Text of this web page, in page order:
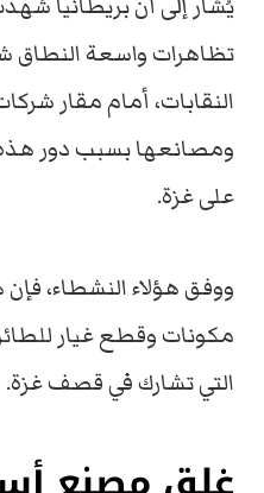
تظاهرات واسعة النطاق
النقابات، أمام مقار
ومصانعها بسبب دور
على غزة.
ووفق هؤلاء النشطاء،
مكونات وقطع غيار
التي تشارك في قصف غزة.